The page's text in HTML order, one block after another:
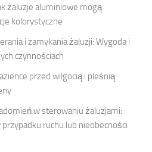
żaluzje aluminiowe mogą
kolorystyczne
i zamykania żaluzji: Wygoda i
czynnościach
przed wilgocią i pleśnią:
w sterowaniu żaluzjami:
ruchu lub nieobecności